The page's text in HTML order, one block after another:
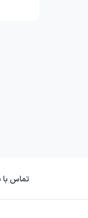
تماس با